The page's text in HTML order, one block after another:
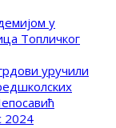
у
Топличког
уручили
2024